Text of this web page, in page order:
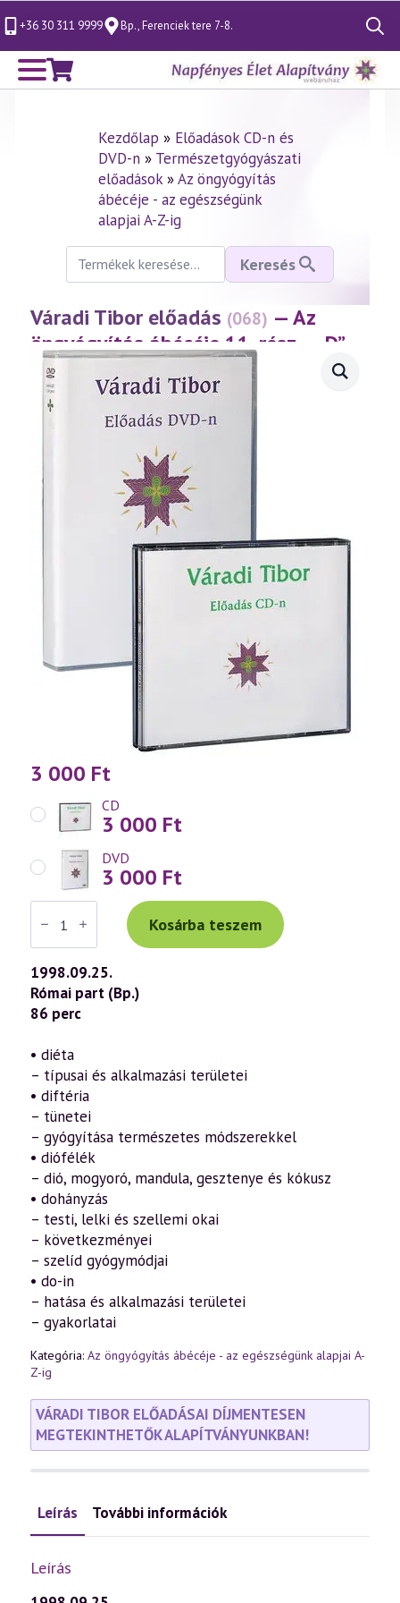
+36 30 311 9999 Bp., Ferenciek tere 7-8.
Search
for:
Kezdőlap » Előadások CD-n és
DVD-n» Természetgyógyászati
előadások»Az öngyógyítás
ábécéje - az egészségünk
alapjai A-Z-ig
Keresés
következőre:
Keresés
Váradi Tibor előadás (068) — Az
öngyógyítás ábécéje 11. rész – „D”
(1998.09.25.)
3 000 Ft
CD
3 000 Ft
DVD
3 000 Ft
Váradi
Tibor
előadás
(068)
—
Az
öngyógyítás
ábécéje
11.
–
„D”
(1998.09.25.)
mennyiség
Kosárba teszem
1998.09.25.
Római part (Bp.)
86 perc
• diéta
– típusai és alkalmazási területei
• diftéria
– tünetei
– gyógyítása természetes módszerekkel
• diófélék
– dió, mogyoró, mandula, gesztenye és kókusz
• dohányzás
– testi, lelki és szellemi okai
– következményei
– szelíd gyógymódjai
• do-in
– hatása és alkalmazási területei
– gyakorlatai
Kategória: Az öngyógyítás ábécéje - az egészségünk alapjai A-
Z-ig
VÁRADI TIBOR ELŐADÁSAI DÍJMENTESEN
MEGTEKINTHETŐK ALAPÍTVÁNYUNKBAN!
Leírás További információk
Leírás